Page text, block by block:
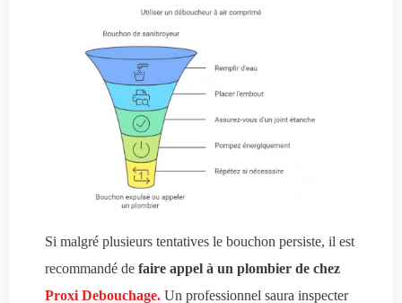
Si malgré plusieurs tentatives le bouchon persiste, il est
recommandé de faire appel à un plombier de chez
Proxi Debouchage. Un professionnel saura inspecter